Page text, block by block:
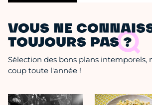
VOUS NE
TOUJOURS PAS ?
Sélection des bons plans intemporels,
coup toute l'année !